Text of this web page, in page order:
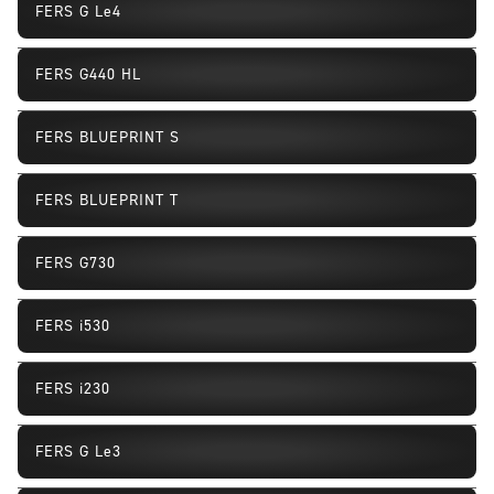
Nouveau
FERS G Le4
FERS G440 HL
FERS BLUEPRINT S
FERS BLUEPRINT T
Remplacement ou remplissage
FERS G730
Remplacement ou remplissage
FERS i530
Remplacement ou remplissage
FERS i230
Remplacement ou remplissage
FERS G Le3